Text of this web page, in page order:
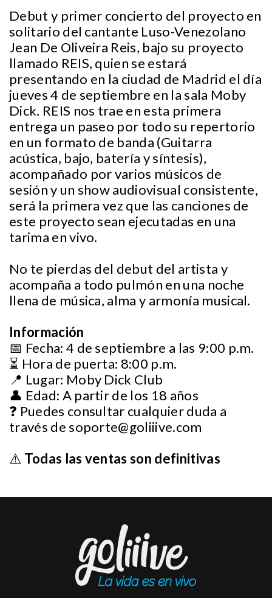
Debut y primer concierto del proyecto en
solitario del cantante Luso-Venezolano
Jean De Oliveira Reis, bajo su proyecto
llamado REIS, quien se estará
presentando en la ciudad de Madrid el día
jueves 4 de septiembre en la sala Moby
Dick. REIS nos trae en esta primera
entrega un paseo por todo su repertorio
en un formato de banda (Guitarra
acústica, bajo, batería y síntesis),
acompañado por varios músicos de
sesión y un show audiovisual consistente,
será la primera vez que las canciones de
este proyecto sean ejecutadas en una
tarima en vivo.
No te pierdas del debut del artista y
acompaña a todo pulmón en una noche
llena de música, alma y armonía musical.
Información
📅 Fecha: 4 de septiembre a las 9:00 p.m.
⏳ Hora de puerta: 8:00 p.m.
📍 Lugar: Moby Dick Club
👤 Edad: A partir de los 18 años
❓ Puedes consultar cualquier duda a
través desoporte@goliiive.com
⚠️ Todas las ventas son definitivas